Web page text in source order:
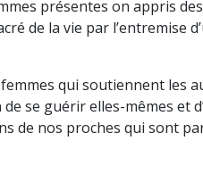
présentes on appris
de la vie par l’entremise
qui soutiennent
se guérir elles-mêmes et
de nos proches qui sont